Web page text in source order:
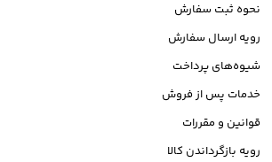
نحوه ثبت سفارش
رویه ارسال سفارش
شیوه‌های پرداخت
خدمات پس از فروش
قوانین و مقررات
رویه بازگرداندن کالا